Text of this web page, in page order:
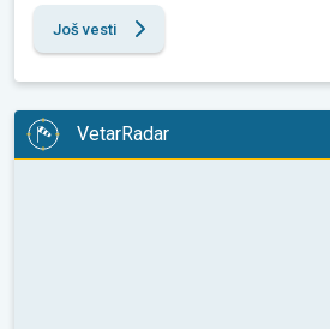
Još vesti
VetarRadar